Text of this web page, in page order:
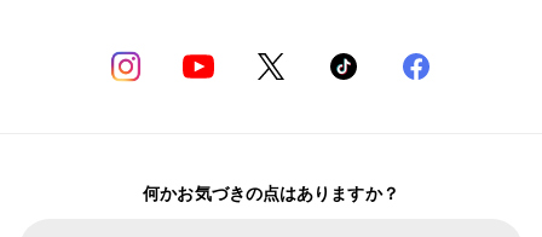
何かお気づきの点はありますか？